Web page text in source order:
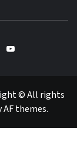
Youtube
© All rights
AF themes.